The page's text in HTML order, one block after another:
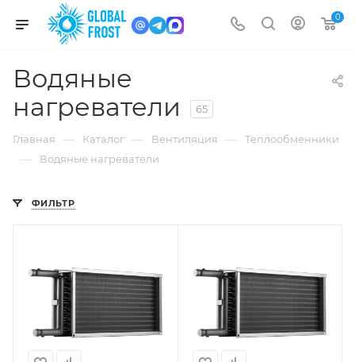
0
Водяные
нагреватели
65
Главная — Каталог — Вентиляция — Теплообменники
— Водяные нагреватели
ФИЛЬТР